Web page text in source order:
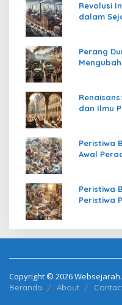
Revolusi
dalam
Perang
dan Ilmu
Peristiwa
Awal
Peristiwa
Peristiwa
Copyright © 2026
Beranda About